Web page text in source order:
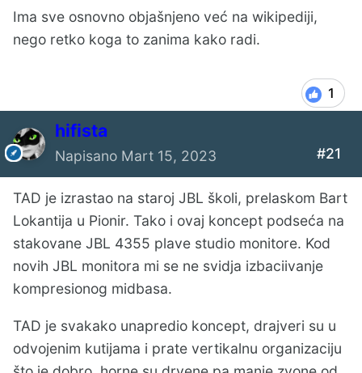
Ima sve osnovno objašnjeno već na wikipediji,
nego retko koga to zanima kako radi.
1
hifista
Napisano Mart 15, 2023 #21
TAD je izrastao na staroj JBL školi, prelaskom Bart
Lokantija u Pionir. Tako i ovaj koncept podseća na
stakovane JBL 4355 plave studio monitore. Kod
novih JBL monitora mi se ne svidja izbaciivanje
kompresionog midbasa.
TAD je svakako unapredio koncept, drajveri su u
odvojenim kutijama i prate vertikalnu organizaciju